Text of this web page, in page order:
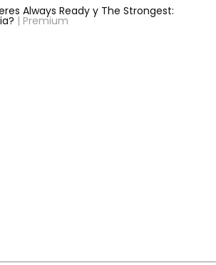
Always Ready y The Strongest:
| Premium